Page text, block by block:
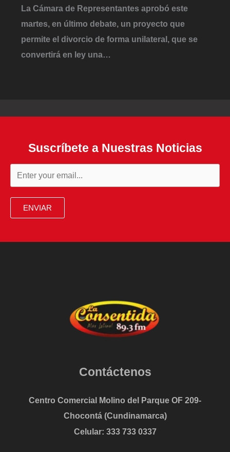
La Cámara de Representantes aprobó este
martes, en último debate, un proyecto que
permite el divorcio de forma unilateral, que se
convertirá en ley una…
Suscríbete a Nuestras Noticias
ENVIAR
Contáctenos
Centro Comercial Molino del Parque OF 209-
Chocontá (Cundinamarca)
Celular: 333 733 0337